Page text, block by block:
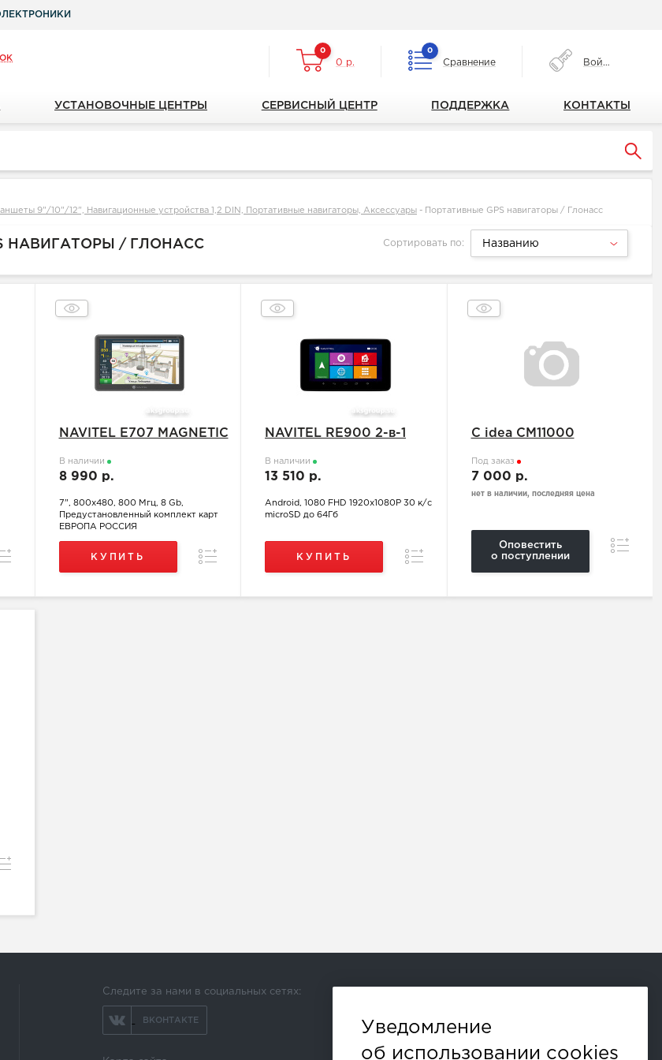
0
0 р.
0
Сравнение Войти
УСТАНОВОЧНЫЕ ЦЕНТРЫ СЕРВИСНЫЙ ЦЕНТР ПОДДЕРЖКА КОНТАКТЫ
9"/10"/12", Навигационные устройства 1,2 DIN, Портативные навигаторы, Аксессуары - Портативные GPS навигаторы / Глонасс
НАВИГАТОРЫ / ГЛОНАСС Сортировать по: Названию
NAVITEL E707 MAGNETIC
В наличии
8 990 р.
7", 800x480, 800 Мгц, 8 Gb,
Предустановленный комплект карт
ЕВРОПА РОССИЯ
КУПИТЬ Сравнение
NAVITEL RE900 2-в-1
В наличии
13 510 р.
Android, 1080 FHD 1920x1080P 30 к/с
microSD до 64Гб
КУПИТЬ Сравнение
C idea CM11000
Под заказ
7 000 р.
нет в наличии, последняя цена
Оповестить
о поступлении
Следите за нами в социальных сетях:
ВКОНТАКТЕ
и другие
Уведомление
об использовании cookies